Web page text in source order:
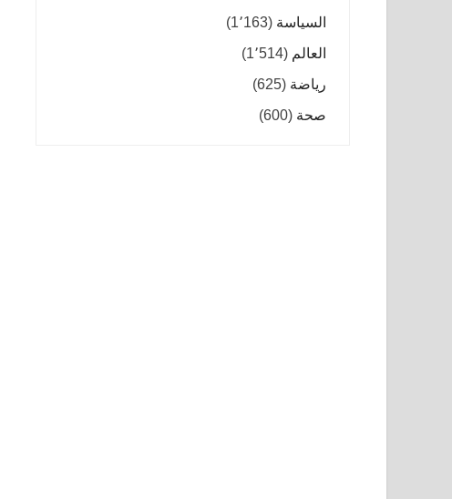
السياسة (1٬163)
العالم (1٬514)
رياضة (625)
صحة (600)